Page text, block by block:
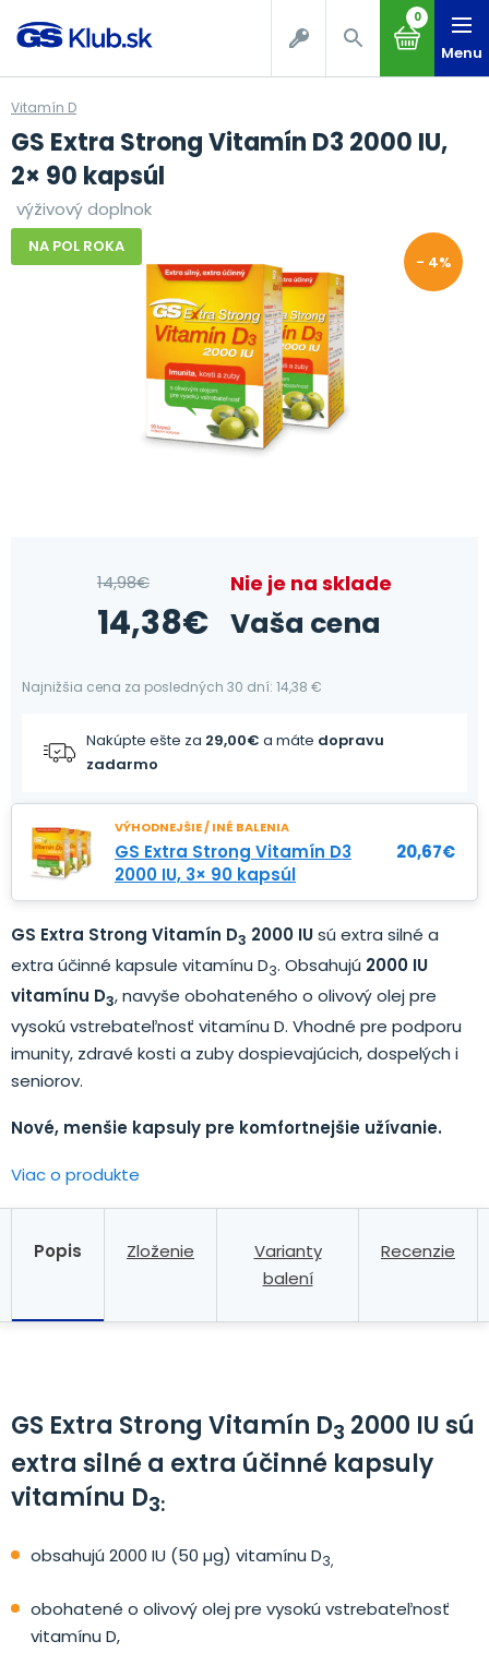
0
Menu
Vitamín D
GS Extra Strong Vitamín D3 2000 IU,
2× 90 kapsúl
výživový doplnok
NA POL ROKA
- 4%
14,98€
14,38€
Nie je na sklade
Vaša cena
Najnižšia cena za posledných 30 dní: 14,38 €
Nakúpte ešte za 29,00€ a máte dopravu
zadarmo
VÝHODNEJŠIE / INÉ BALENIA
GS Extra Strong Vitamín D3
2000 IU, 3× 90 kapsúl
20,67€
GS Extra Strong Vitamín D3 2000 IUsú extra silné a
extra účinné kapsule vitamínu D3. Obsahujú 2000 IU
vitamínu D3, navyše obohateného o olivový olej pre
vysokú vstrebateľnosť vitamínu D. Vhodné pre podporu
imunity, zdravé kosti a zuby dospievajúcich, dospelých i
seniorov.
Nové, menšie kapsuly pre komfortnejšie užívanie.
Viac o produkte
Popis Zloženie
Varianty
balení
Recenzie
GS Extra Strong Vitamín D3 2000 IU sú
extra silné a extra účinné kapsuly
vitamínu D3:
obsahujú 2000 IU (50 µg) vitamínu D3,
obohatené o olivový olej pre vysokú vstrebateľnosť
vitamínu D,